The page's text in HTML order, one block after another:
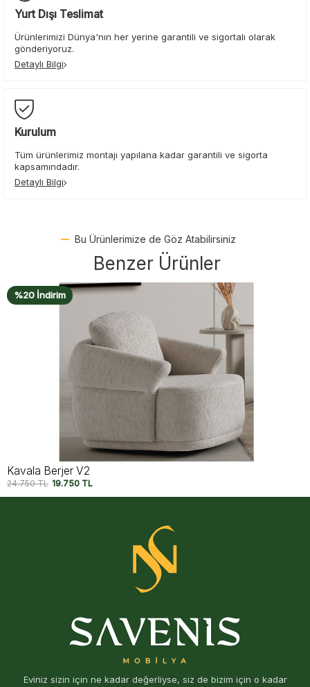
Yurt Dışı Teslimat
Ürünlerimizi Dünya'nın her yerine garantili ve sigortalı olarak
gönderiyoruz.
Detaylı Bilgi
Kurulum
Tüm ürünlerimiz montajı yapılana kadar garantili ve sigorta
kapsamındadır.
Detaylı Bilgi
Bu Ürünlerimize de Göz Atabilirsiniz
Benzer Ürünler
%20 İndirim
Kavala Berjer
24.750
Eviniz sizin için ne kadar değerliyse, siz de bizim için o kadar